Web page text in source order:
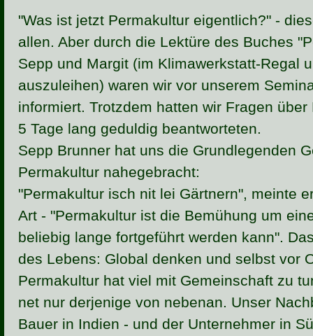
"Was ist jetzt Permakultur eigentlich?" -
allen. Aber durch die Lektüre des Buches
Sepp und Margit (im Klimawerkstatt-Regal
auszuleihen) waren wir vor unserem
informiert. Trotzdem hatten wir Fragen
5 Tage lang geduldig beantworteten.
Sepp Brunner hat uns die Grundlegenden
Permakultur nahegebracht:
"Permakultur isch nit lei Gärtnern", meinte
Art - "Permakultur ist die Bemühung um
beliebig lange fortgeführt werden kann".
des Lebens: Global denken und selbst vor
Permakultur hat viel mit Gemeinschaft zu
net nur derjenige von nebenan. Unser
Bauer in Indien - und der Unternehmer in